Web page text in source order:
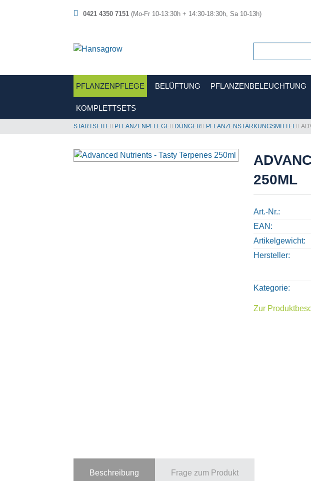
0421 4350 7151 (Mo-Fr 10-13:30h + 14:30-18:30h, Sa 10-13h)
PFLANZENPFLEGE BELÜFTUNG PFLANZENBELEUCHTUNG
KOMPLETTSETS
STARTSEITE PFLANZENPFLEGE DÜNGER PFLANZENSTÄRKUNGSMITTEL
250ML
Art.-Nr.
EAN
Artikelgewicht
Hersteller
Kategorie
Zur
Beschreibung Frage zum Produkt